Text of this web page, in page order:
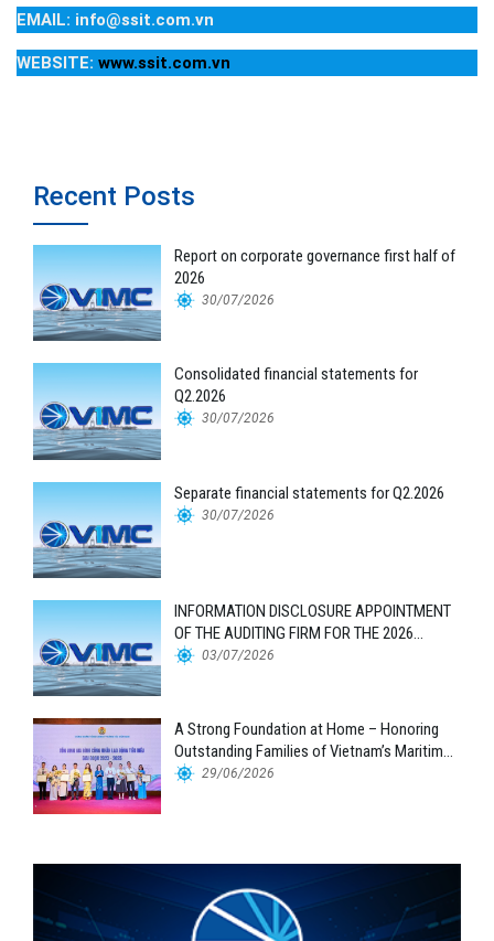
EMAIL: info@ssit.com.vn
WEBSITE: www.ssit.com.vn
Recent Posts
Report on corporate governance first half of
2026
30/07/2026
Consolidated financial statements for
Q2.2026
30/07/2026
Separate financial statements for Q2.2026
30/07/2026
INFORMATION DISCLOSURE APPOINTMENT
OF THE AUDITING FIRM FOR THE 2026
FINANCIAL STATEMENTS
03/07/2026
A Strong Foundation at Home – Honoring
Outstanding Families of Vietnam’s Maritime
Workforce
29/06/2026